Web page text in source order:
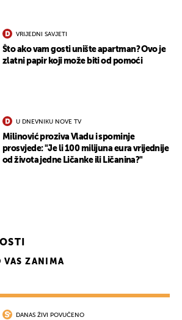
VRIJEDNI SAVJETI
Što ako vam gosti unište apartman? Ovo je
zlatni papir koji može biti od pomoći
U DNEVNIKU NOVE TV
Milinović proziva Vladu i spominje
prosvjede: "Je li 100 milijuna eura vrijednije
od života jedne Ličanke ili Ličanina?"
VAS ZANIMA
DANAS ŽIVI POVUČENO